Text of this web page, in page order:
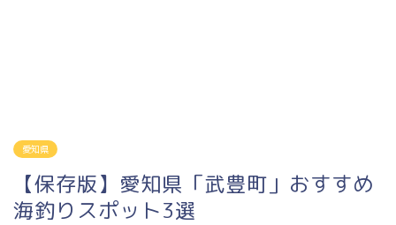
愛知県
【保存版】愛知県「武豊町」おすすめ
海釣りスポット3選